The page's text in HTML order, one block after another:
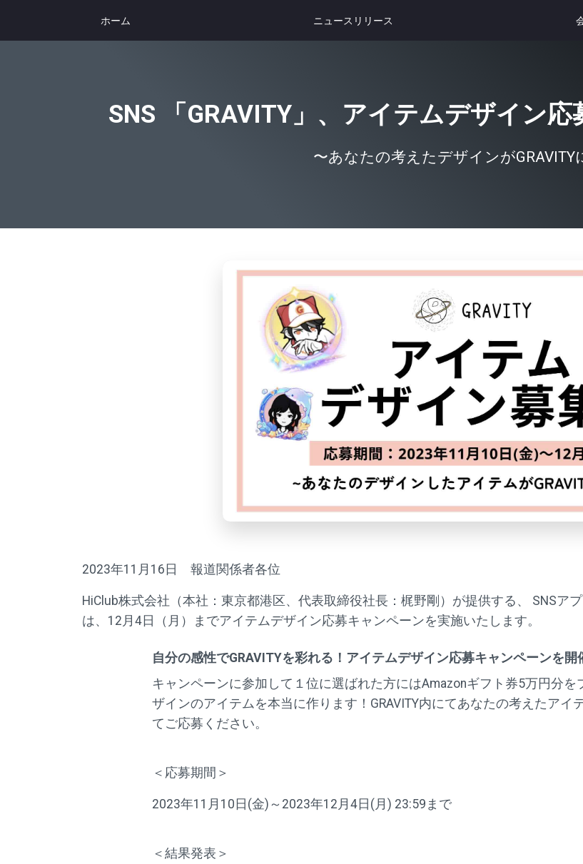
ホーム ニュースリリース
SNS 「GRAVITY」、アイテムデザイン応
〜あなたの考えたデザインがGRAVITY
2023年11月16日 報道関係者各位
HiClub株式会社（本社：東京都港区、代表取締役社長：梶野剛）が提供する、 SNSアプ
は、12月4日（月）までアイテムデザイン応募キャンペーンを実施いたします。
自分の感性でGRAVITYを彩れる！アイテムデザイン応募キャンペーンを開
キャンペーンに参加して１位に選ばれた方にはAmazonギフト券5万円分
ザインのアイテムを本当に作ります！GRAVITY内にてあなたの考えたアイ
てご応募ください。
＜応募期間＞
2023年11月10日(金)～2023年12月4日(月) 23:59まで
＜結果発表＞